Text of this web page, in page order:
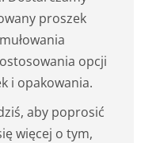
proszek
opcji
i opakowania.
aby poprosić
więcej o tym,